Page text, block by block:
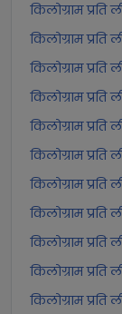
किलोग्राम प्रति
किलोग्राम प्रति
किलोग्राम प्रति
किलोग्राम प्रति
किलोग्राम प्रति
किलोग्राम प्रति
किलोग्राम प्रति
किलोग्राम प्रति
किलोग्राम प्रति
किलोग्राम प्रति
किलोग्राम